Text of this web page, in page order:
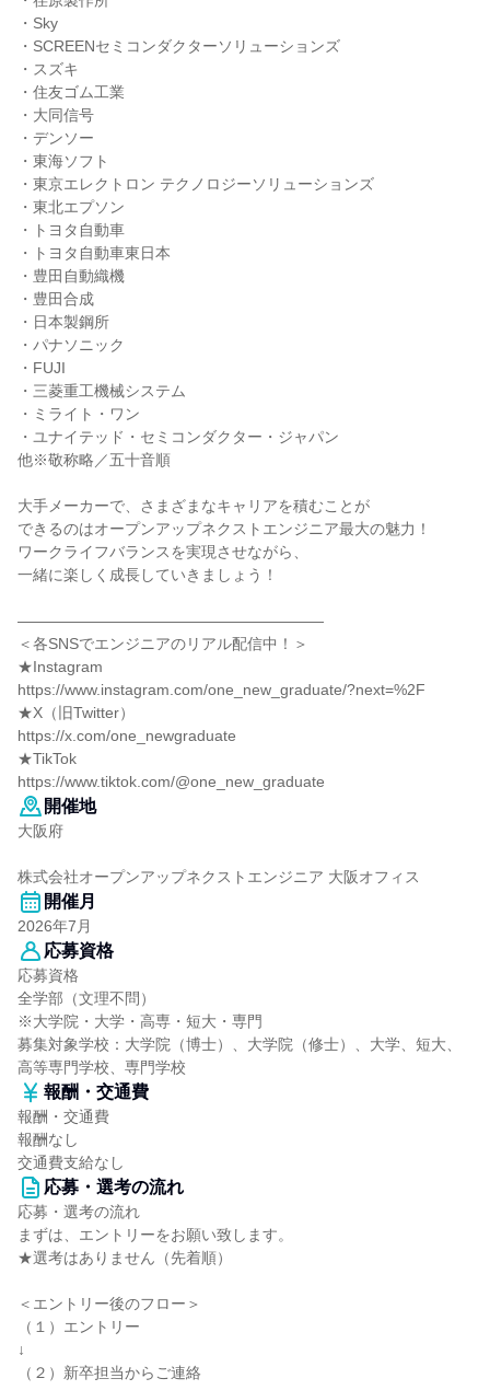
・Sky
・SCREENセミコンダクターソリューションズ
・スズキ
・住友ゴム工業
・大同信号
・デンソー
・東海ソフト
・東京エレクトロン テクノロジーソリューションズ
・東北エプソン
・トヨタ自動車
・トヨタ自動車東日本
・豊田自動織機
・豊田合成
・日本製鋼所
・パナソニック
・FUJI
・三菱重工機械システム
・ミライト・ワン
・ユナイテッド・セミコンダクター・ジャパン
他※敬称略／五十音順
大手メーカーで、さまざまなキャリアを積むことが
できるのはオープンアップネクストエンジニア最大の魅力！
ワークライフバランスを実現させながら、
一緒に楽しく成長していきましょう！
――――――――――――――――――――
＜各SNSでエンジニアのリアル配信中！＞
★Instagram
https://www.instagram.com/one_new_graduate/?next=%2F
★X（旧Twitter）
https://x.com/one_newgraduate
★TikTok
https://www.tiktok.com/@one_new_graduate
開催地
大阪府
株式会社オープンアップネクストエンジニア 大阪オフィス
開催月
2026年7月
応募資格
応募資格
全学部（文理不問）
※大学院・大学・高専・短大・専門
募集対象学校：大学院（博士）、大学院（修士）、大学、短大、
高等専門学校、専門学校
報酬・交通費
報酬・交通費
報酬なし
交通費支給なし
応募・選考の流れ
応募・選考の流れ
まずは、エントリーをお願い致します。
★選考はありません（先着順）
＜エントリー後のフロー＞
（１）エントリー
↓
（２）新卒担当からご連絡